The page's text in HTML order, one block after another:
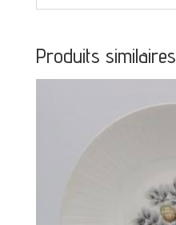
Produits similaires